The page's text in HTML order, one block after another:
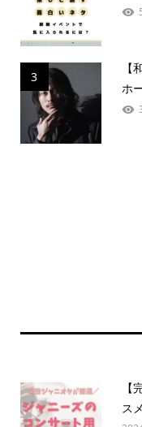
3
ホ
ス